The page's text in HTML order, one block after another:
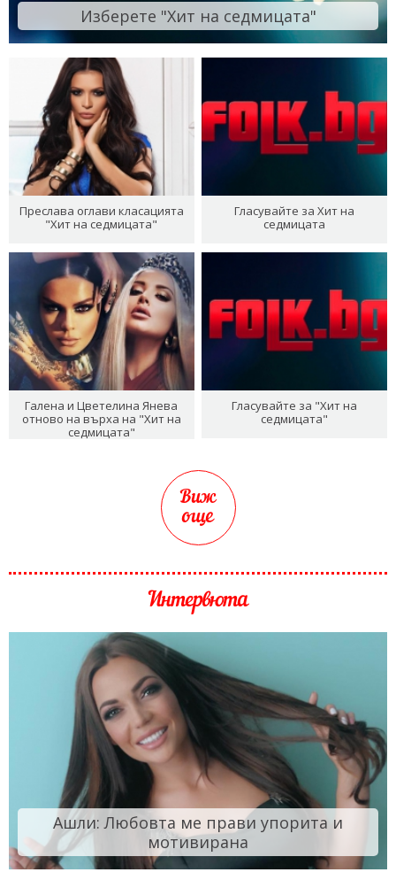
Изберете "Хит на седмицата"
Преслава оглави класацията
"Хит на седмицата"
Гласувайте за Хит на
седмицата
Галена и Цветелина Янева
отново на върха на "Хит на
седмицата"
Гласувайте за "Хит на
седмицата"
Виж
още
Интервюта
Ашли: Любовта ме прави упорита и
мотивирана